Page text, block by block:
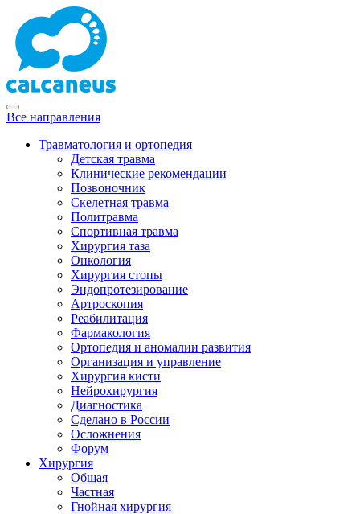
Все направления
Травматология и ортопедия
Детская травма
Клинические рекомендации
Позвоночник
Скелетная травма
Политравма
Спортивная травма
Хирургия таза
Онкология
Хирургия стопы
Эндопротезирование
Артроскопия
Реабилитация
Фармакология
Ортопедия и аномалии развития
Организация и управление
Хирургия кисти
Нейрохирургия
Диагностика
Сделано в России
Осложнения
Форум
Хирургия
Общая
Частная
Гнойная хирургия